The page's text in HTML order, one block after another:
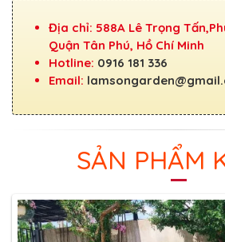
Địa chỉ: 588A Lê Trọng
Quận Tân Phú, Hồ Chí Minh
Hotline: 0916 181 336
Email:
SẢN PHẨM